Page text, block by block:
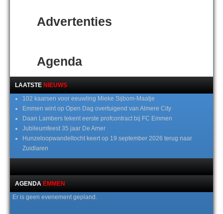
Advertenties
Agenda
LAATSTE NIEUWS
102 kaarsen voor eeuwling Mieke Sijbom-Maatje
Emmen wint op Open Dag overtuigend van Almere City
Daan Lambers tekent eerste profcontract bij FC Emmen
Jubileumfeest 35 jaar De Amer
Hunzeloopwandeltocht keert op 19 september 2026 terug naar
Zuidlaren
AGENDA EMMEN
Er is geen evenement gepland.